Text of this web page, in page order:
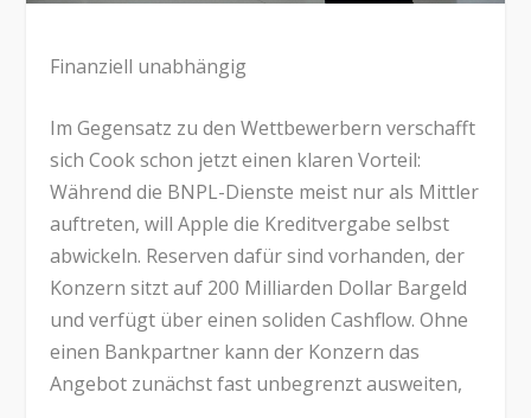
Finanziell unabhängig
Im Gegensatz zu den Wettbewerbern verschafft
sich Cook schon jetzt einen klaren Vorteil:
Während die BNPL-Dienste meist nur als Mittler
auftreten, will Apple die Kreditvergabe selbst
abwickeln. Reserven dafür sind vorhanden, der
Konzern sitzt auf 200 Milliarden Dollar Bargeld
und verfügt über einen soliden Cashflow. Ohne
einen Bankpartner kann der Konzern das
Angebot zunächst fast unbegrenzt ausweiten,